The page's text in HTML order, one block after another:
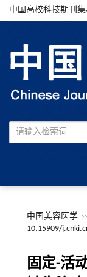
中国高校科技期刊
中国美容医学 ››
10.15909/
固定-活